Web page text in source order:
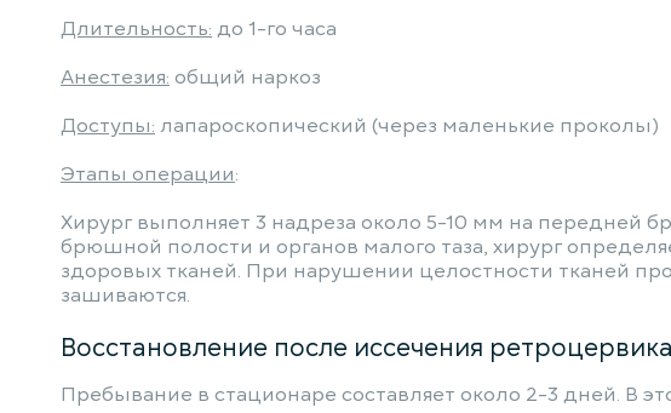
Длительность: до 1-го часа
Анестезия: общий наркоз
Доступы: лапароскопический (через маленькие проколы)
Этапы операции:
Хирург выполняет 3 надреза около 5-10 мм на передней
брюшной полости и органов малого таза, хирург
здоровых тканей. При нарушении целостности тканей
зашиваются.
Восстановление после иссечения
Пребывание в стационаре составляет около 2-3 дней. В